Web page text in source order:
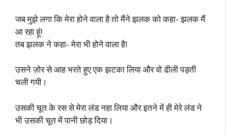
जब मुझे लगा कि मेरा होने वाला है तो मैंने झलक को कहा- झलक मैं
आ रहा हूं!
तब झलक ने कहा- मेरा भी होने वाला है!
उसने ज़ोर से आह भरते हुए एक झटका लिया और वो ढीली पड़ती
चली गयी।
उसकी चूत के रस से मेरा लंड नहा लिया और इतने में ही मेरे लंड ने
भी उसकी चूत में पानी छोड़ दिया।